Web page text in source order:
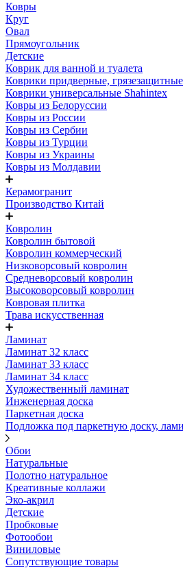
Ковры
Круг
Овал
Прямоугольник
Детские
Коврик для ванной и туалета
Коврики придверные, грязезащитные
Коврики универсальные Shahintex
Ковры из Белоруссии
Ковры из России
Ковры из Сербии
Ковры из Турции
Ковры из Украины
Ковры из Молдавии
Керамогранит
Производство Китай
Ковролин
Ковролин бытовой
Ковролин коммерческий
Низковорсовый ковролин
Средневорсовый ковролин
Высоковорсовый ковролин
Ковровая плитка
Трава искусственная
Ламинат
Ламинат 32 класс
Ламинат 33 класс
Ламинат 34 класс
Художественный ламинат
Инженерная доска
Паркетная доска
Подложка под паркетную доску,
Обои
Натуральные
Полотно натуральное
Креативные коллажи
Эко-акрил
Детские
Пробковые
Фотообои
Виниловые
Сопутствующие товары